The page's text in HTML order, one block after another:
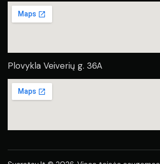
Plovykla Veiverių g. 36A